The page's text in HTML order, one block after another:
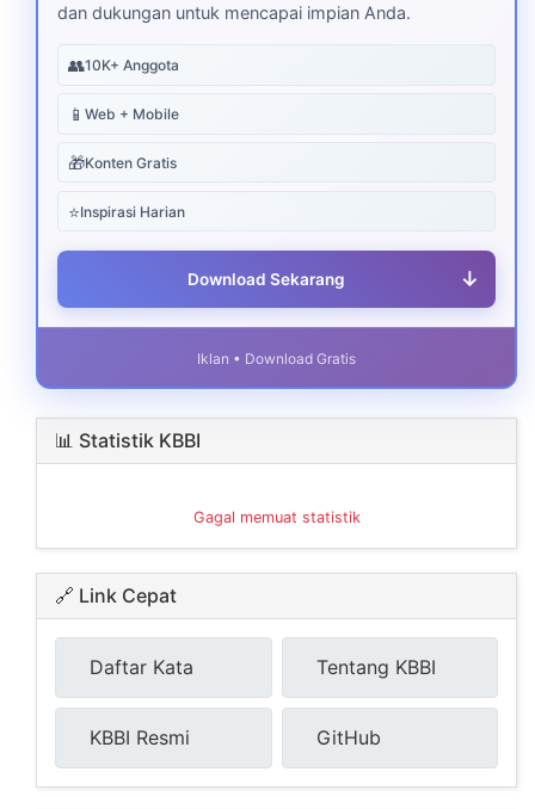
dan dukungan untuk mencapai impian Anda.
👥10K+ Anggota
📱 Web + Mobile
🎁Konten Gratis
⭐Inspirasi Harian
Download Sekarang ↓
Iklan • Download Gratis
📊 Statistik KBBI
Gagal memuat statistik
🔗 Link Cepat
Daftar Kata Tentang KBBI
KBBI Resmi GitHub